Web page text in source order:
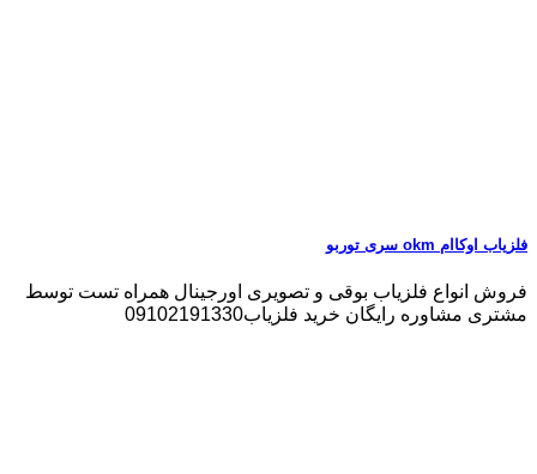
فلزیاب اوکاام okm سری توربو
فروش انواع فلزیاب بوقی و تصویری اورجینال همراه تست توسط
مشتری مشاوره رایگان خرید فلزیاب09102191330